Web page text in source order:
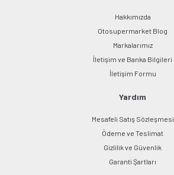
Gönder
Hakkımızda
Otosupermarket Blog
Markalarımız
İletişim ve Banka Bilgileri
İletişim Formu
Yardım
Mesafeli Satış Sözleşmesi
Ödeme ve Teslimat
Gizlilik ve Güvenlik
Garanti Şartları